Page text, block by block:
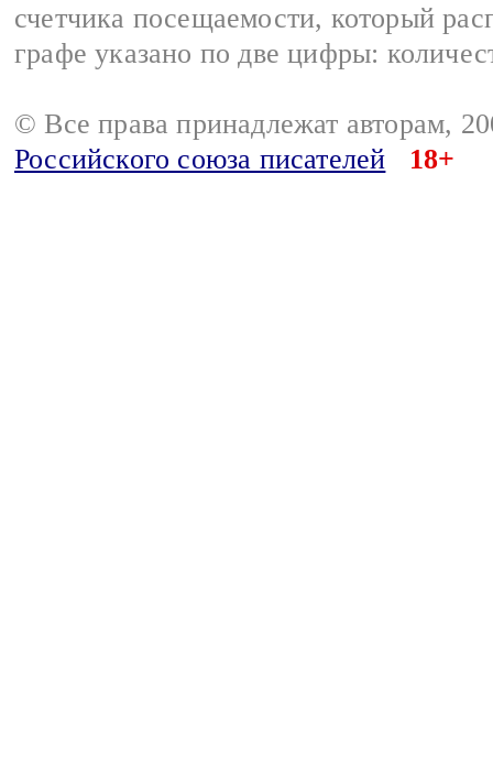
счетчика посещаемости, который
графе указано по две цифры:
© Все права принадлежат авторам,
Российского союза писателей
18+